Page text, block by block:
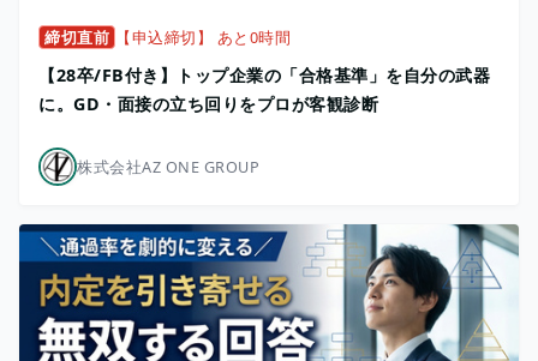
締切直前 【申込締切】 あと0時間
【28卒/FB付き】トップ企業の「合格基準」を自分の武器
に。GD・面接の立ち回りをプロが客観診断
株式会社AZ ONE GROUP